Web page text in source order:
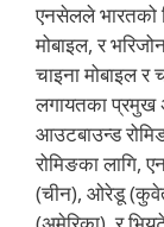
एनसेलले भारतको
मोबाइल, र
चाइना मोबाइल
लगायतका प्रमुख
आउटबाउन्ड
रोमिङका लागि,
(चीन), ओरेडू